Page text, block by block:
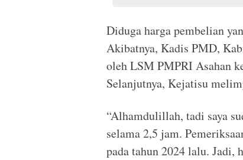
Diduga harga pembelian
Akibatnya, Kadis PMD,
oleh LSM PMPRI Asahan
Selanjutnya, Kejatisu
“Alhamdulillah, tadi saya
selama 2,5 jam.
pada tahun 2024 lalu. Jadi,